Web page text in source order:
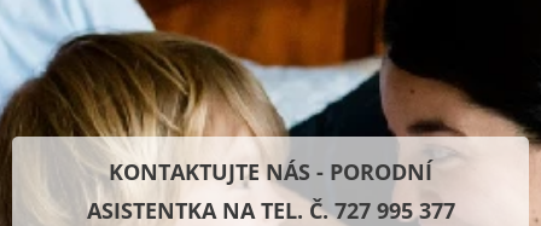
KONTAKTUJTE NÁS - PORODNÍ
ASISTENTKA NA TEL. Č. 727 995 377